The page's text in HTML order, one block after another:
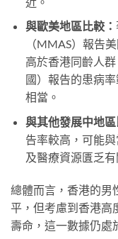
與歐美地區比較：
（MMAS）報告
高於香港同齡人
國）報告的患病
相當。
與其他發展中地區
告率較高，可能
及醫療資源匱乏有
總體而言，香港的男
平，但考慮到香港高
壽命，這一數據仍處